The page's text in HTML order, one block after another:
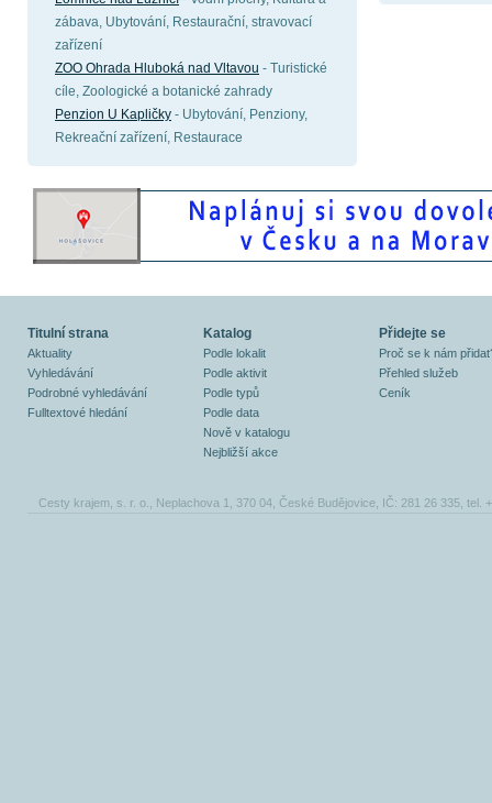
zábava, Ubytování, Restaurační, stravovací
zařízení
ZOO Ohrada Hluboká nad Vltavou - Turistické
cíle, Zoologické a botanické zahrady
Penzion U Kapličky - Ubytování, Penziony,
Rekreační zařízení, Restaurace
Titulní strana
Aktuality
Vyhledávání
Podrobné vyhledávání
Fulltextové hledání
Katalog
Podle lokalit
Podle aktivit
Podle typů
Podle data
Nově v katalogu
Nejbližší akce
Přidejte se
Proč se k nám
Přehled služeb
Ceník
Cesty krajem, s. r. o., Neplachova 1, 370 04, České Budějovice, IČ: 281 26 335, tel.